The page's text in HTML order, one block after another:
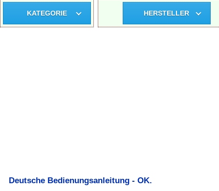
KATEGORIE HERSTELLER
Deutsche Bedienungsanleitung - OK.